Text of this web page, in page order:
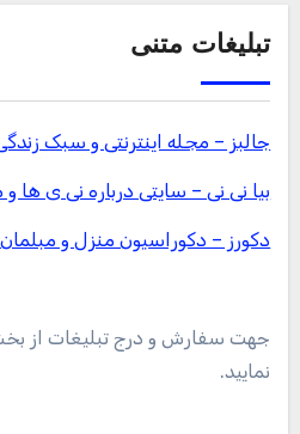
تبلیغات متنی
جالبز – مجله اینترنتی و سبک
بیا نی نی – سایتی درباره نی ی ها و
دکورز – دکوراسیون منزل و
جهت سفارش و درج تبلیغات از
نمایید.